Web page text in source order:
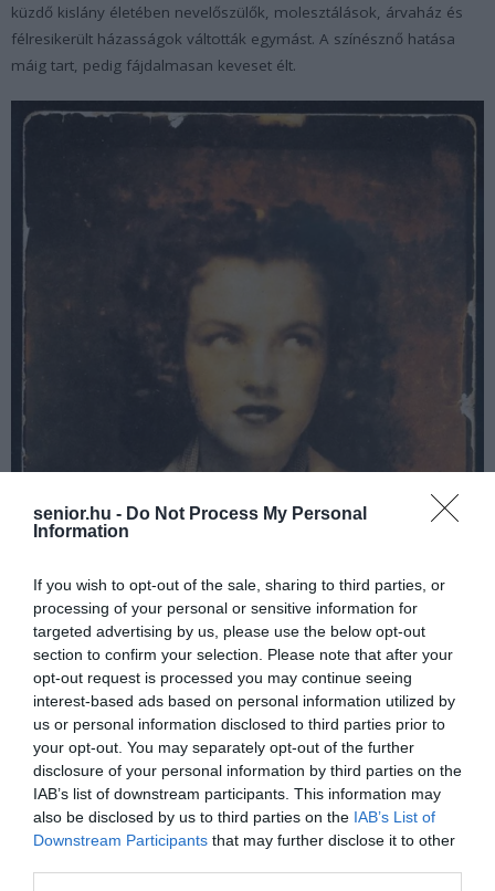
senior.hu - Do Not Process My Personal
Information
If you wish to opt-out of the sale, sharing to third parties, or
processing of your personal or sensitive information for
targeted advertising by us, please use the below opt-out
section to confirm your selection. Please note that after your
opt-out request is processed you may continue seeing
interest-based ads based on personal information utilized by
us or personal information disclosed to third parties prior to
your opt-out. You may separately opt-out of the further
disclosure of your personal information by third parties on the
IAB’s list of downstream participants. This information may
also be disclosed by us to third parties on the IAB’s List of
Downstream Participants that may further disclose it to other
küzdő kislány életében nevelőszülők, molesztálások, árvaház és
félresikerült házasságok váltották egymást. A színésznő hatása
máig tart, pedig fájdalmasan keveset élt.
A színész Ronald Reagan
modellt áll a szobrászhallgatóknak
1940 körül. Reagan volt vízimentő, színész, kormányzó, mielőtt 70
évesen elnökké választották.